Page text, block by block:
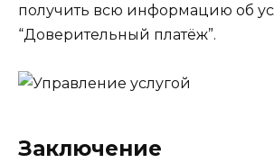
получить всю информацию об
“Доверительный платёж”.
Заключение